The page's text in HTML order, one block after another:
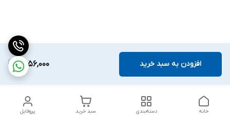
2,056,000 افزودن به سبد خرید
پروفایل سبد خرید دسته‌بندی خانه